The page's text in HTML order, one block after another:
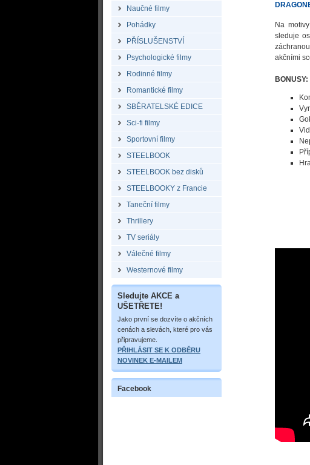
Naučné filmy
Pohádky
PŘÍSLUŠENSTVÍ
Psychologické filmy
Rodinné filmy
Romantické filmy
SBĚRATELSKÉ EDICE
Sci-fi filmy
Sportovní filmy
STEELBOOK
STEELBOOK bez disků
STEELBOOKY z Francie
Taneční filmy
Thrillery
TV seriály
Válečné filmy
Westernové filmy
Sledujte AKCE a
UŠETŘETE!
Jako první se dozvíte o akčních
cenách a slevách, které pro vás
připravujeme.
PŘIHLÁSIT SE K ODBĚRU
NOVINEK E-MAILEM
Facebook
Na
sleduje
akčními
BONUSY: